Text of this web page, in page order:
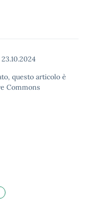
23.10.2024
questo articolo è
Commons